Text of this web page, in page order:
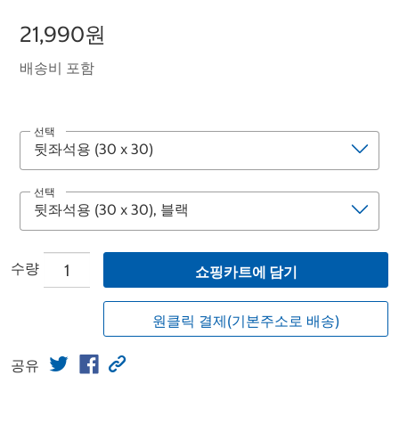
21,990원
배송비 포함
선택
선택
수량 쇼핑카트에 담기
원클릭 결제(기본주소로 배송)
공유